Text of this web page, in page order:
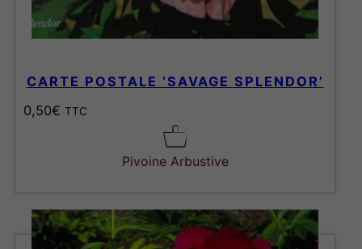
CARTE POSTALE ‘SAVAGE SPLENDOR’
0,50€ TTC
Pivoine Arbustive